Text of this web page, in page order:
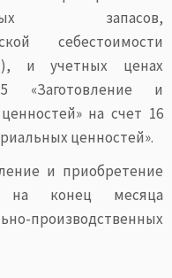
запасов,
себестоимости
и учетных ценах
«Заготовление и
на счет 16
ценностей».
и приобретение
на конец месяца
производственных